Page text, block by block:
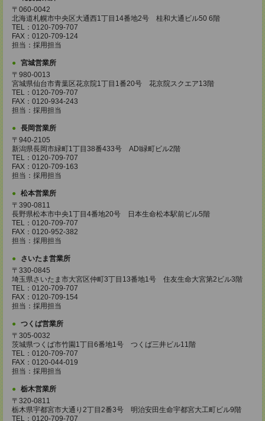
〒060-0042
北海道札幌市中央区大通西1丁目14番地2号 桂和大通ビル50 6階
TEL：0120-709-707
FAX：0120-709-124
担当：採用担当
宮城営業所
〒980-0013
宮城県仙台市青葉区花京院1丁目1番20号 花京院スクエア13階
TEL：0120-709-707
FAX：0120-934-243
担当：採用担当
長岡営業所
〒940-2105
新潟県長岡市緑町1丁目38番433号 ADI緑町ビル2階
TEL：0120-709-707
FAX：0120-709-163
担当：採用担当
松本営業所
〒390-0811
長野県松本市中央1丁目4番地20号 日本生命松本駅前ビル5階
TEL：0120-709-707
FAX：0120-952-382
担当：採用担当
さいたま営業所
〒330-0845
埼玉県さいたま市大宮区仲町3丁目13番地1号 住友生命大宮第2ビル3階
TEL：0120-709-707
FAX：0120-709-154
担当：採用担当
つくば営業所
〒305-0032
茨城県つくば市竹園1丁目6番地1号 つくば三井ビル11階
TEL：0120-709-707
FAX：0120-044-019
担当：採用担当
栃木営業所
〒320-0811
栃木県宇都宮市大通り2丁目2番3号 明治安田生命宇都宮大工町ビル9階
TEL：0120-709-707